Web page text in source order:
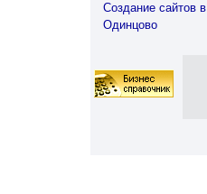
Создание сайтов в
Одинцово